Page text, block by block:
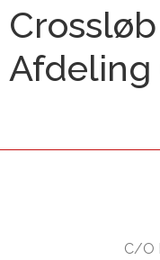
Afdeling
C/O